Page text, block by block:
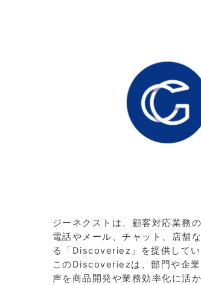
ジーネクストは、顧客対応業務
電話やメール、チャット、店舗
る「Discoveriez」を提供してい
このDiscoveriezは、部門や企
声を商品開発や業務効率化に活